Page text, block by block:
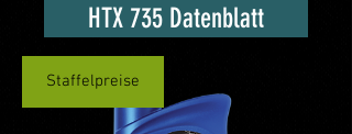
HTX 735 Datenblatt
Staffelpreise